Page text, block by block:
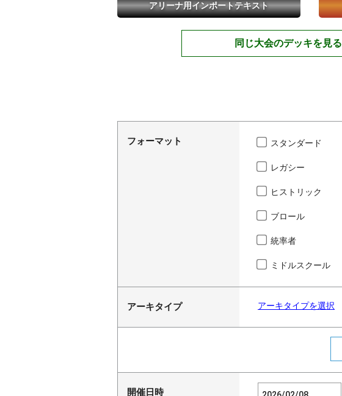
アリーナ用インポートテキスト
同じ大会のデッキを見る
フォーマット スタンダード
レガシー
ヒストリック
ブロール
統率者
ミドルスクール
アーキタイプ アーキタイプを選択
開催日時